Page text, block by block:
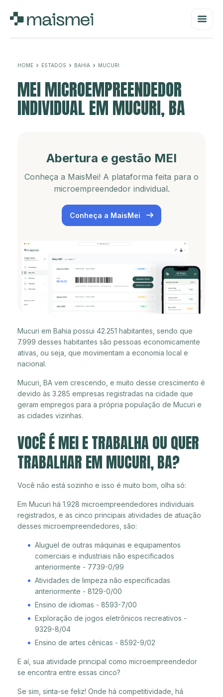
HOME ESTADOS BAHIA MUCURI
MEI MICROEMPREENDEDOR
INDIVIDUAL EM MUCURI, BA
Abertura e gestão MEI
Conheça a MaisMei! A plataforma feita para o
microempreendedor individual.
Conheça a MaisMei
Mucuri em Bahia possui 42.251 habitantes, sendo que
7.999 desses habitantes são pessoas economicamente
ativas, ou seja, que movimentam a economia local e
nacional.
Mucuri, BA vem crescendo, e muito desse crescimento é
devido às 3.285 empresas registradas na cidade que
geram empregos para a própria população de Mucuri e
as cidades vizinhas.
VOCÊ É MEI E TRABALHA OU QUER
TRABALHAR EM MUCURI, BA?
Você não está sozinho e isso é muito bom, olha só:
Em Mucuri há 1.928 microempreendedores individuais
registrados, e as cinco principais atividades de atuação
desses microempreendedores, são:
Aluguel de outras máquinas e equipamentos
comerciais e industriais não especificados
anteriormente - 7739-0/99
Atividades de limpeza não especificadas
anteriormente - 8129-0/00
Ensino de idiomas - 8593-7/00
Exploração de jogos eletrônicos recreativos -
9329-8/04
Ensino de artes cênicas - 8592-9/02
E aí, sua atividade principal como microempreendedor
se encontra entre essas cinco?
Se sim, sinta-se feliz! Onde há competitividade, há